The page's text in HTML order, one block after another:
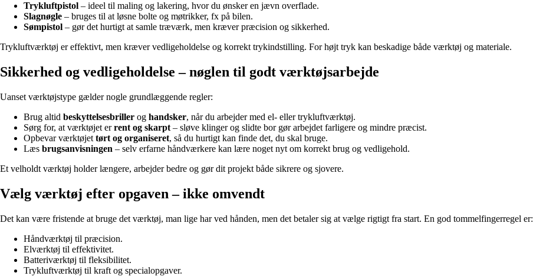
Trykluftpistol – ideel til maling og lakering, hvor du ønsker en jævn overflade.
Slagnøgle – bruges til at løsne bolte og møtrikker, fx på bilen.
Sømpistol – gør det hurtigt at samle træværk, men kræver præcision og sikkerhed.
Trykluftværktøj er effektivt, men kræver vedligeholdelse og korrekt trykindstilling. For højt tryk kan beskadige både værktøj og materiale.
Sikkerhed og vedligeholdelse – nøglen til godt værktøjsarbejde
Uanset værktøjstype gælder nogle grundlæggende regler:
Brug altid beskyttelsesbriller og handsker, når du arbejder med el- eller trykluftværktøj.
Sørg for, at værktøjet errent og skarpt – sløve klinger og slidte bor gør arbejdet farligere og mindre præcist.
Opbevar værktøjet tørt og organiseret, så du hurtigt kan finde det, du skal bruge.
Læs brugsanvisningen – selv erfarne håndværkere kan lære noget nyt om korrekt brug og vedligehold.
Et velholdt værktøj holder længere, arbejder bedre og gør dit projekt både sikrere og sjovere.
Vælg værktøj efter opgaven – ikke omvendt
Det kan være fristende at bruge det værktøj, man lige har ved hånden, men det betaler sig at vælge rigtigt fra start. En god tommelfingerregel er:
Håndværktøj til præcision.
Elværktøj til effektivitet.
Batteriværktøj til fleksibilitet.
Trykluftværktøj til kraft og specialopgaver.